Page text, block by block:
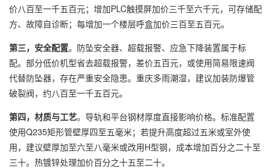
价八百至一千五百元；增加PLC触摸屏加价三千至六千元，可存储配
方、故障自诊断；每增加一个楼层呼盒加价三百至五百元。
第三，安全配置。防坠安全器、超载报警、应急下降装置属于标
配。部分低价机型省去超载报警，差价五百元，或使用简易限速阀
代替防坠器，存在严重安全隐患。重庆多雨潮湿，建议加装防爆管
破裂阀，约八百至一千五百元。
第四，材质与工艺。导轨和平台钢材厚度直接影响价格。标准配置
使用Q235矩形管壁厚四至五毫米；若提升高度超过五米或室外使
用，建议壁厚加至六至八毫米或改用H型钢，成本增加百分之二十至
三十。热镀锌处理加价百分之十五至二十。